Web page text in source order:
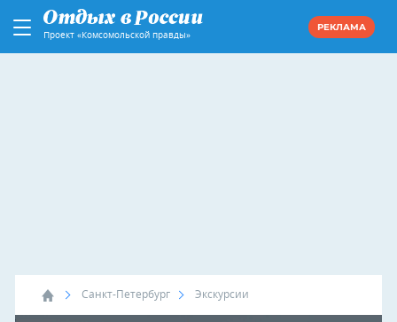
Проект «Комсомольской правды»
РЕКЛАМА
Санкт-Петербург Экскурсии